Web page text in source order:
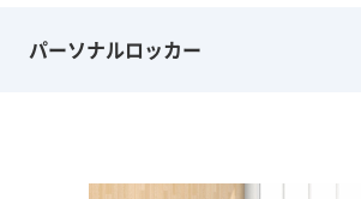
パーソナルロッカー